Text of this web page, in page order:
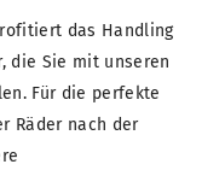
das Handling
die Sie mit unseren
Für die perfekte
Räder nach der